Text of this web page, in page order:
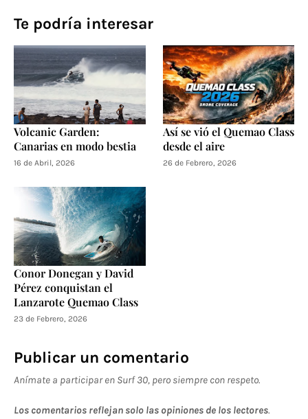
Te podría interesar
Volcanic Garden:
Canarias en modo bestia
16 de Abril, 2026
Así se vió el Quemao Class
desde el aire
26 de Febrero, 2026
Conor Donegan y David
Pérez conquistan el
Lanzarote Quemao Class
23 de Febrero, 2026
Publicar un comentario
Anímate a participar en Surf 30, pero siempre con respeto.
Los comentarios reflejan solo las opiniones de los lectores.